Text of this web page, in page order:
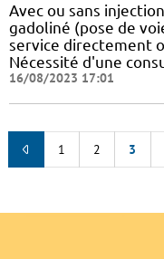
Avec ou sans
gadoliné (pose de
service directement
Nécessité d'une
16/08/2023 17:01
1 2 3